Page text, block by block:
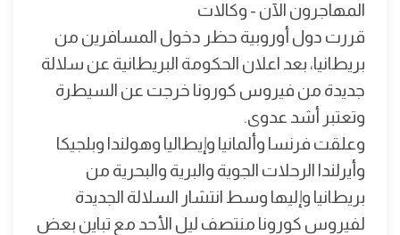
المهاجرون الآن - وكالات
قررت دول أوروبية حظر دخول المسافرين من
بريطانيا، بعد اعلان الحكومة البريطانية عن سلالة
جديدة من فيروس كورونا خرجت عن السيطرة
وتعتبر أشد عدوى.
وعلقت فرنسا وألمانيا وإيطاليا وهولندا وبلجيكا
وأيرلندا الرحلات الجوية والبرية والبحرية من
بريطانيا وإليها وسط انتشار السلالة الجديدة
لفيروس كورونا منتصف ليل الأحد مع تباين بعض